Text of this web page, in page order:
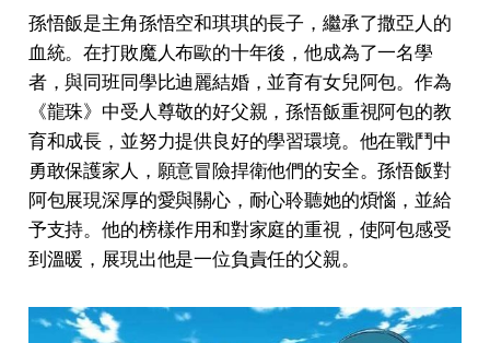
孫悟飯是主角孫悟空和琪琪的長子，繼承了撒亞人的
血統。在打敗魔人布歐的十年後，他成為了一名學
者，與同班同學比迪麗結婚，並育有女兒阿包。作為
《龍珠》中受人尊敬的好父親，孫悟飯重視阿包的教
育和成長，並努力提供良好的學習環境。他在戰鬥中
勇敢保護家人，願意冒險捍衛他們的安全。孫悟飯對
阿包展現深厚的愛與關心，耐心聆聽她的煩惱，並給
予支持。他的榜樣作用和對家庭的重視，使阿包感受
到溫暖，展現出他是一位負責任的父親。